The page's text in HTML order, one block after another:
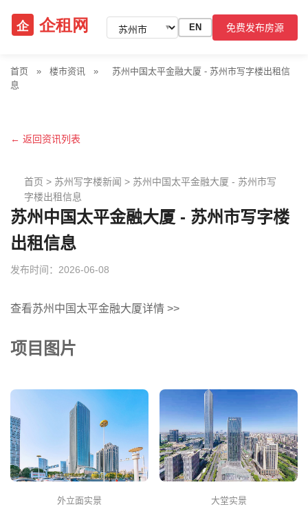
▼ EN 免费发布房源
首页 » 楼市资讯 »
苏州中国太平金融大厦 - 苏州市写字楼出租信
息
← 返回资讯列表
首页 > 苏州写字楼新闻 > 苏州中国太平金融大厦 - 苏州市写
字楼出租信息
苏州中国太平金融大厦 - 苏州市写字楼
出租信息
发布时间：2026-06-08
查看苏州中国太平金融大厦详情 >>
项目图片
外立面实景 大堂实景